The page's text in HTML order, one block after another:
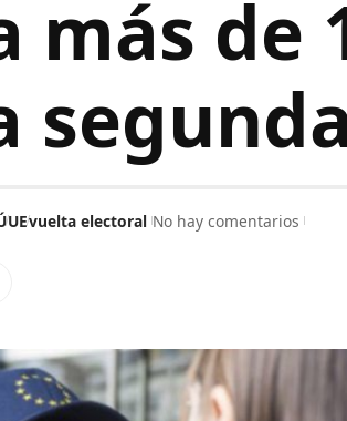
más de
UEvuelta electoral No hay comentarios